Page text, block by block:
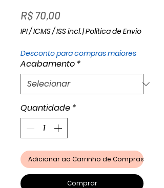
R$ 70,00Preço
IPI / ICMS / ISS incl.|Política de Envio
Desconto para compras maiores
Acabamento *
Quantidade *
Adicionar ao Carrinho de Compras
Comprar